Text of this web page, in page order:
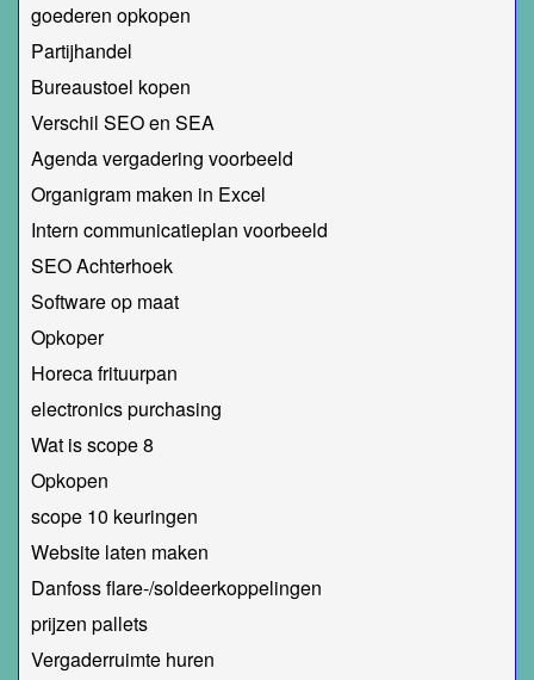
goederen opkopen
Partijhandel
Bureaustoel kopen
Verschil SEO en SEA
Agenda vergadering voorbeeld
Organigram maken in Excel
Intern communicatieplan voorbeeld
SEO Achterhoek
Software op maat
Opkoper
Horeca frituurpan
electronics purchasing
Wat is scope 8
Opkopen
scope 10 keuringen
Website laten maken
Danfoss flare-/soldeerkoppelingen
prijzen pallets
Vergaderruimte huren